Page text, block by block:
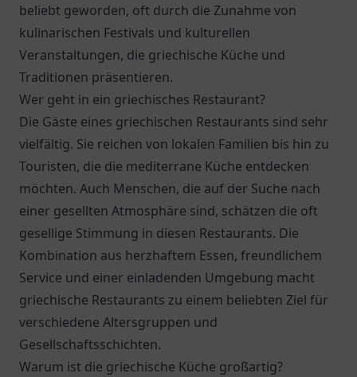
beliebt geworden, oft durch die Zunahme von
kulinarischen Festivals und kulturellen
Veranstaltungen, die griechische Küche und
Traditionen präsentieren.
Wer geht in ein griechisches Restaurant?
Die Gäste eines griechischen Restaurants sind sehr
vielfältig. Sie reichen von lokalen Familien bis hin zu
Touristen, die die mediterrane Küche entdecken
möchten. Auch Menschen, die auf der Suche nach
einer gesellten Atmosphäre sind, schätzen die oft
gesellige Stimmung in diesen Restaurants. Die
Kombination aus herzhaftem Essen, freundlichem
Service und einer einladenden Umgebung macht
griechische Restaurants zu einem beliebten Ziel für
verschiedene Altersgruppen und
Gesellschaftsschichten.
Warum ist die griechische Küche großartig?